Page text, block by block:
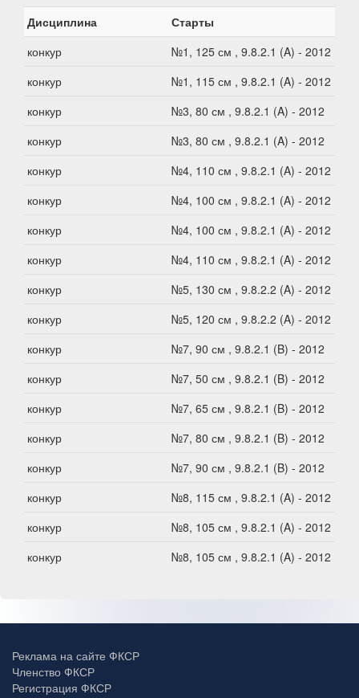
Дисциплина
Старты
конкур
№1, 125 см , 9.8.2.1 (A) - 2012
конкур
№1, 115 см , 9.8.2.1 (A) - 2012
конкур
№3, 80 см , 9.8.2.1 (A) - 2012
конкур
№3, 80 см , 9.8.2.1 (A) - 2012
конкур
№4, 110 см , 9.8.2.1 (A) - 2012
конкур
№4, 100 см , 9.8.2.1 (A) - 2012
конкур
№4, 100 см , 9.8.2.1 (A) - 2012
конкур
№4, 110 см , 9.8.2.1 (A) - 2012
конкур
№5, 130 см , 9.8.2.2 (A) - 2012
конкур
№5, 120 см , 9.8.2.2 (A) - 2012
конкур
№7, 90 см , 9.8.2.1 (B) - 2012
конкур
№7, 50 см , 9.8.2.1 (B) - 2012
конкур
№7, 65 см , 9.8.2.1 (B) - 2012
конкур
№7, 80 см , 9.8.2.1 (B) - 2012
конкур
№7, 90 см , 9.8.2.1 (B) - 2012
конкур
№8, 115 см , 9.8.2.1 (A) - 2012
конкур
№8, 105 см , 9.8.2.1 (A) - 2012
конкур
№8, 105 см , 9.8.2.1 (A) - 2012
Реклама на сайте ФКСР
Членство ФКСР
Регистрация ФКСР